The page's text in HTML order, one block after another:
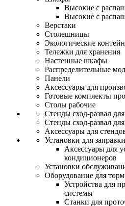
Высокие с
Высокие с
Верстаки
Столешницы
Экологические
Тележки для хранения
Настенные шкафы
Распределительные
Панели
Аксессуары для
Готовые комплекты
Столы рабочие
Стенды сход-развал
Стенды сход-развал
Аксессуары для
Установки для
Аксессуары для
кондиционеров
Установки
Оборудование для
Устройства для
системы
Станки для